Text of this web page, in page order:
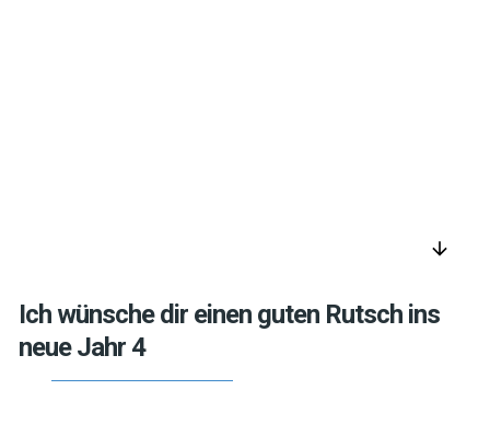
arrow_downward
Ich wünsche dir einen guten Rutsch ins
neue Jahr 4